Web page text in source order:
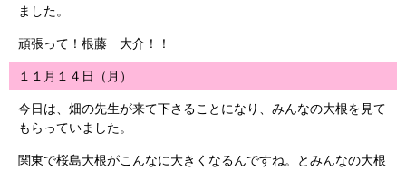
ました。
頑張って！根藤 大介！！
１１月１４日（月）
今日は、畑の先生が来て下さることになり、みんなの大根を見て
もらっていました。
関東で桜島大根がこんなに大きくなるんですね。とみんなの大根